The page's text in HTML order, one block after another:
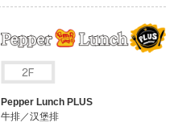
Pepper Lunch PLUS
牛排／汉堡排